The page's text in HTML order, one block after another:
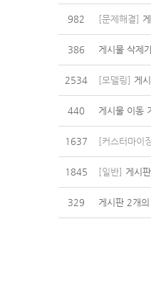
982 [문제해결]
386 게시물 삭제
2534 [모델링] 게
440 게시물 이동
1637 [커스터마이
1845 [일반] 게시
329 게시판 2개